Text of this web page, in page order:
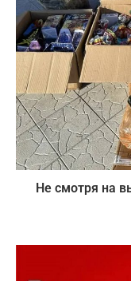
Не смотря на